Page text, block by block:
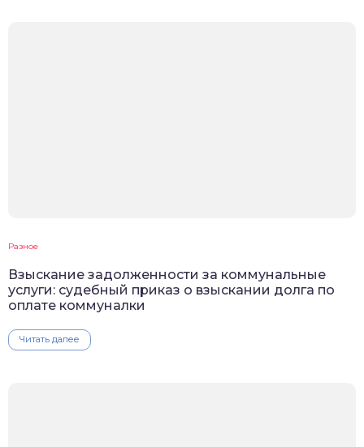
Разное
Взыскание задолженности за коммунальные
услуги: судебный приказ о взыскании долга по
оплате коммуналки
Читать далее